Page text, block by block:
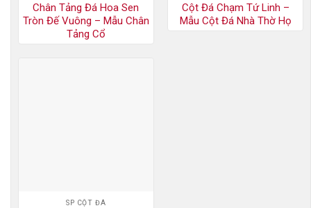
Chân Tảng Đá Hoa Sen
Tròn Đế Vuông – Mẫu Chân
Tảng Cổ
Cột Đá Chạm Tứ Linh –
Mẫu Cột Đá Nhà Thờ Họ
SP CỘT ĐÁ